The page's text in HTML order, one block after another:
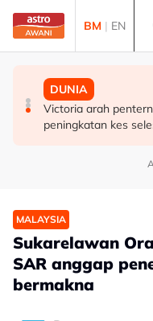
Skip to main content
BM | EN
BISNES
Selangor umum RS-
menjelang 2030 -
POLITIK
Abdul Hadi dakwa
tegaskan masih
DUNIA
Victoria arah
peningkatan kes
MALAYSIA
Sukarelawan
SAR anggap
bermakna